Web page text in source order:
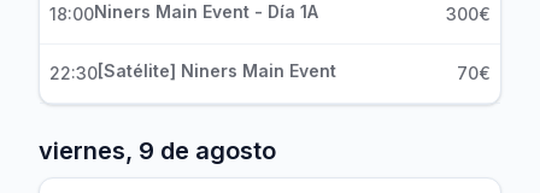
18:00Niners Main Event - Día 1A 300€
22:30[Satélite] Niners Main Event 70€
viernes, 9 de agosto